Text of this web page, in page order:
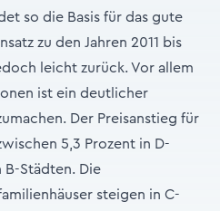
so die Basis für das gute
zu den Jahren 2011 bis
leicht zurück. Vor allem
ist ein deutlicher
Der Preisanstieg für
5,3 Prozent in D-
B-Städten. Die
steigen in C-